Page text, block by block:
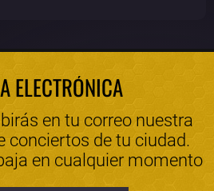
ELECTRÓNICA
en tu correo nuestra
conciertos de tu ciudad.
en cualquier momento